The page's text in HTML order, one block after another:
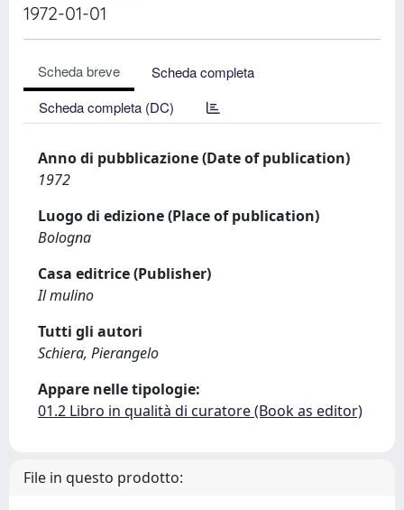
1972-01-01
Scheda breve
Scheda completa
Scheda completa (DC)
Anno di pubblicazione (Date of publication)
1972
Luogo di edizione (Place of publication)
Bologna
Casa editrice (Publisher)
Il mulino
Tutti gli autori
Schiera, Pierangelo
Appare nelle tipologie:
01.2 Libro in qualità di curatore (Book as editor)
File in questo prodotto: